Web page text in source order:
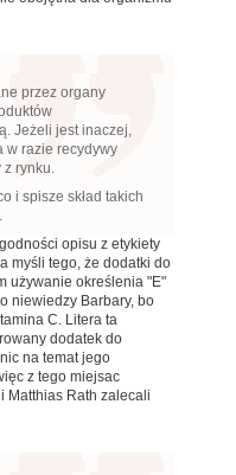
przez organy
Jeżeli jest inaczej,
w razie recydywy
z rynku.
i spisze skład takich
opisu z etykiety
myśli tego, że dodatki do
używanie określenia "E"
niewiedzy Barbary, bo
C. Litera ta
dodatek do
na temat jego
z tego miejsac
Matthias Rath zalecali